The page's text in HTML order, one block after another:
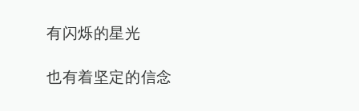
有闪烁的星光
也有着坚定的信念